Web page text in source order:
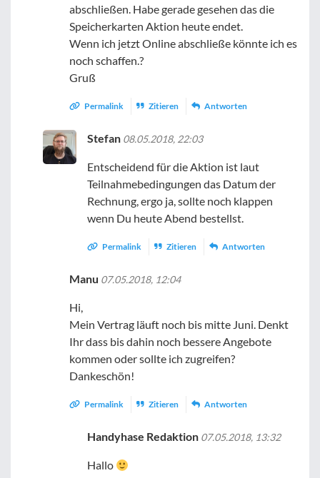
abschließen. Habe gerade gesehen das die
Speicherkarten Aktion heute endet.
Wenn ich jetzt Online abschließe könnte ich es
noch schaffen.?
Gruß
Permalink Zitieren Antworten
Stefan 08.05.2018, 22:03
Entscheidend für die Aktion ist laut
Teilnahmebedingungen das Datum der
Rechnung, ergo ja, sollte noch klappen
wenn Du heute Abend bestellst.
Permalink Zitieren Antworten
Manu 07.05.2018, 12:04
Hi,
Mein Vertrag läuft noch bis mitte Juni. Denkt
Ihr dass bis dahin noch bessere Angebote
kommen oder sollte ich zugreifen?
Dankeschön!
Permalink Zitieren Antworten
Handyhase Redaktion 07.05.2018, 13:32
Hallo